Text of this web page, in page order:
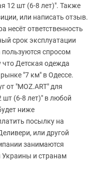
12 шт (6-8 лет)". Также
или написать отзыв.
несёт ответственность
срок эксплуатации
пользуются спросом
Детская одежда
"7 км" в Одессе.
"MOZ.ART" для
шт (6-8 лет)" в любой
ниже
посылку на
или другой
занимаются
Украины и странам